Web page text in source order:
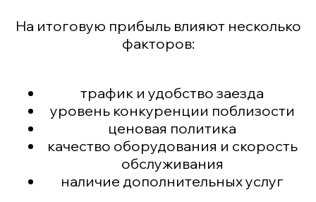
На итоговую прибыль влияют несколько
факторов:
трафик и удобство заезда
уровень конкуренции поблизости
ценовая политика
качество оборудования и скорость
обслуживания
наличие дополнительных услуг